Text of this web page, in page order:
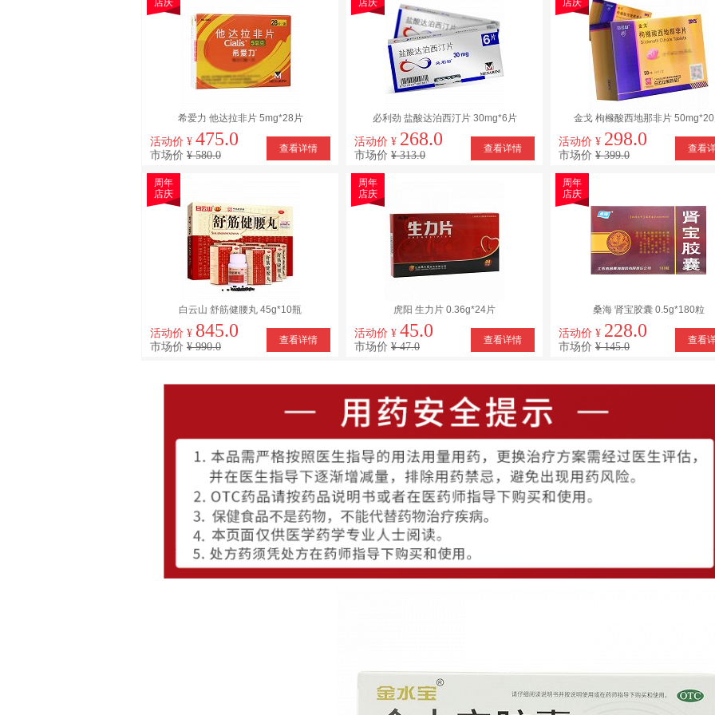
希爱力 他达拉非片 5mg*28片
活动价 ¥ 475.0
市场价 ¥ 580.0
查看详情
店庆
必利劲 盐酸达泊西汀片 30mg*6片
活动价 ¥ 268.0
市场价 ¥ 313.0
查看详情
店庆
金戈 枸橼酸西地那非片
活动价 ¥ 298.0
市场价 ¥ 399.0
查看
店庆
白云山 舒筋健腰丸 45g*10瓶
活动价 ¥ 845.0
市场价 ¥ 990.0
查看详情
周年
店庆
虎阳 生力片 0.36g*24片
活动价 ¥ 45.0
市场价 ¥ 47.0
查看详情
周年
店庆
桑海 肾宝胶囊 0.5g*180粒
活动价 ¥ 228.0
市场价 ¥ 145.0
查看
周年
店庆